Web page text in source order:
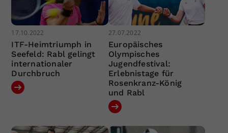
17.10.2022
ITF-Heimtriumph in
Seefeld: Rabl gelingt
internationaler
Durchbruch
27.07.2022
Europäisches
Olympisches
Jugendfestival:
Erlebnistage für
Rosenkranz-König
und Rabl